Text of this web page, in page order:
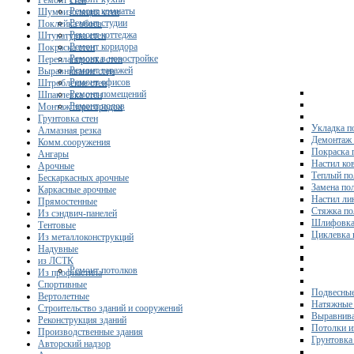
Ремонт комнаты
Ремонт студии
Ремонт коттеджа
Ремонт коридора
Ремонт в новостройке
Ремонт гаражей
Ремонт офисов
Ремонт помещений
Ремонт полов
Укладка
Демонтаж
Покраска
Настил
Теплый
Замена
Настил
Стяжка
Циклевка
Ремонт потолков
Натяжные
Потолки
Шумоизоляция стен
Поклейка обоев
Штукатурка стен
Покраска стен
Перепланировка стен
Выравнивание стен
Штробление стен
Шпаклевка стен
Монтаж перегородок
Грунтовка стен
Алмазная резка
Комм.сооружения
Ангары
Арочные
Бескаркасных арочные
Каркасные арочные
Прямостенные
Из сэндвич-панелей
Тентовые
Из металлоконструкций
Надувные
из ЛСТК
Из профнастила
Спортивные
Вертолетные
Строительство зданий и сооружений
Реконструкция зданий
Производственные здания
Авторский надзор